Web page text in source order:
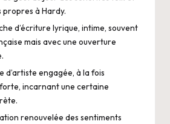
propres à Hardy.
d’écriture lyrique, intime, souvent
mais avec une ouverture
d’artiste engagée, à la fois
incarnant une certaine
renouvelée des sentiments